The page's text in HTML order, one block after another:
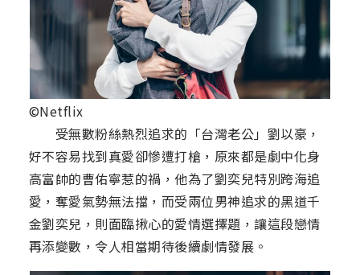
©Netflix
受無數粉絲熱烈追求的「台灣老公」劉以豪，
好不容易找到真愛卻慘遭打槍，原來都是劇中化身
高富帥的曹佑寧惹的禍，他為了劉奕兒特別跨海追
愛，奪愛氣勢無法擋，而受兩位男神追求的黑道千
金劉奕兒，則面臨揪心的愛情選擇題，讓這段戀情
再添變數，令人相當期待後續劇情發展。